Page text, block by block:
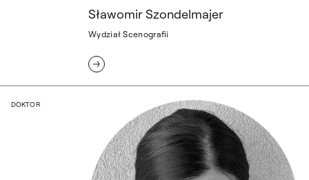
Sławomir Szondelmajer
Wydział Scenografii
dr Ewa Szyman
DOKTOR